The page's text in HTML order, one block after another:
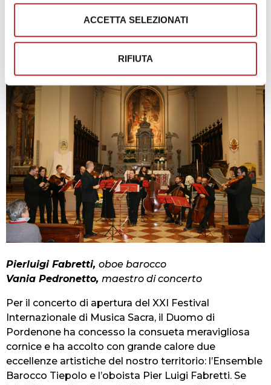
ACCETTA SELEZIONATI
RIFIUTA
col misticismo orientale.
ENSEMBLE BAROCCO G.D.
Pierluigi Fabretti, oboe barocco
Vania Pedronetto, maestro di concerto
Per il concerto di apertura del XXI Festival
Internazionale di Musica Sacra, il Duomo di
Pordenone ha concesso la consueta meravigliosa
cornice e ha accolto con grande calore due
eccellenze artistiche del nostro territorio: l’Ensemble
Barocco Tiepolo e l’oboista Pier Luigi Fabretti. Se